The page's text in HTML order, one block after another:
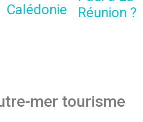
Calédonie
Réunion ?
mer tourisme